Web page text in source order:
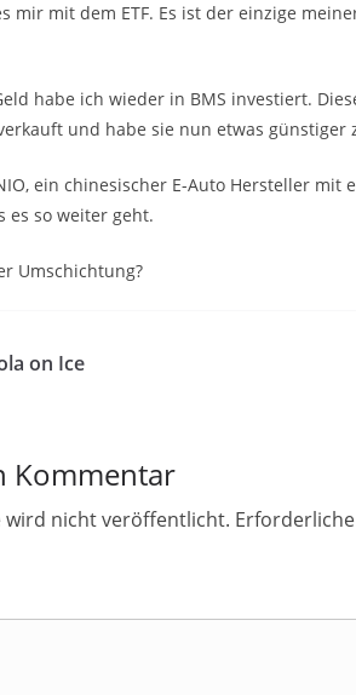
mir mit dem ETF. Es ist der einzige
habe ich wieder in BMS investiert.
und habe sie nun etwas günstiger
ein chinesischer E-Auto Hersteller
es so weiter geht.
Umschichtung?
on Ice
Kommentar
wird nicht veröffentlicht.